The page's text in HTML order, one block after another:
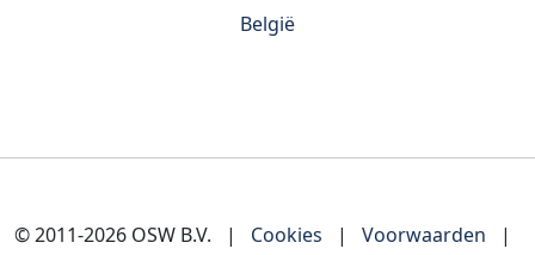
België
© 2011-2026 OSW B.V. | Cookies | Voorwaarden
|